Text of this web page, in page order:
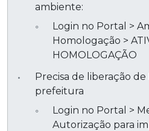
ambiente:
Login no Portal >
Homologação >
HOMOLOGAÇÃO
Precisa de liberação
prefeitura
Login no Portal >
Autorização para